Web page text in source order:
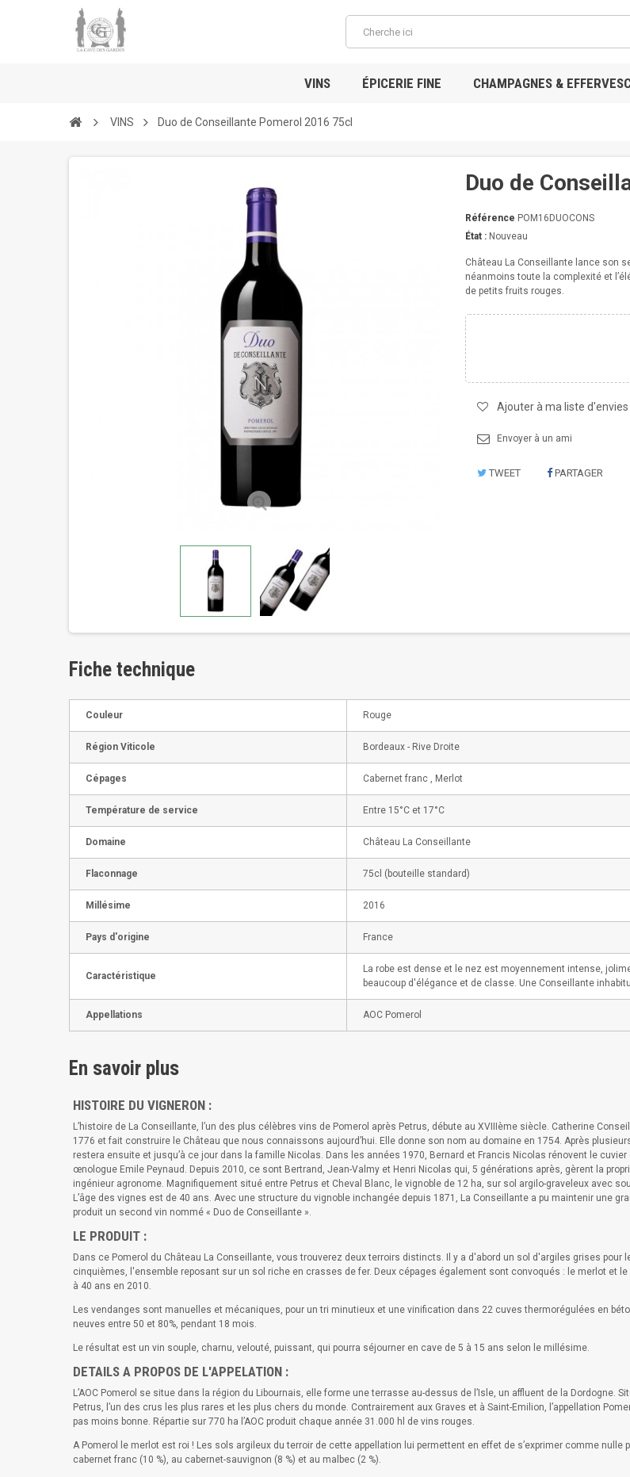
VINS ÉPICERIE FINE CHAMPAGNES &
VINS Duo de Conseillante Pomerol 2016 75cl
Duo de
Référence POM16DUOCONS
État : Nouveau
Château La Conseillante lance son
néanmoins toute la complexité et
de petits fruits rouges.
Ajouter à ma liste d'envies
Envoyer à un ami
TWEET PARTAGER
Fiche technique
Couleur Rouge
Région Viticole Bordeaux - Rive Droite
Cépages Cabernet franc , Merlot
Température de service Entre 15°C et 17°C
Domaine Château La Conseillante
Flaconnage 75cl (bouteille standard)
Millésime 2016
Pays d'origine France
Caractéristique
La robe est dense et le nez est moyennement intense,
beaucoup d'élégance et de classe. Une Conseillante
Appellations AOC Pomerol
En savoir plus
HISTOIRE DU VIGNERON :
L’histoire de La Conseillante, l’un des plus célèbres vins de Pomerol après Petrus, débute au XVIIIème siècle. Catherine
1776 et fait construire le Château que nous connaissons aujourd’hui. Elle donne son nom au domaine en 1754. Après
restera ensuite et jusqu’à ce jour dans la famille Nicolas. Dans les années 1970, Bernard et Francis Nicolas rénovent le
œnologue Emile Peynaud. Depuis 2010, ce sont Bertrand, Jean-Valmy et Henri Nicolas qui, 5 générations après, gèrent la
ingénieur agronome. Magnifiquement situé entre Petrus et Cheval Blanc, le vignoble de 12 ha, sur sol argilo-graveleux avec
L’âge des vignes est de 40 ans. Avec une structure du vignoble inchangée depuis 1871, La Conseillante a pu maintenir une
produit un second vin nommé « Duo de Conseillante ».
LE PRODUIT :
Dans ce Pomerol du Château La Conseillante, vous trouverez deux terroirs distincts. Il y a d'abord un sol d'argiles grises
cinquièmes, l'ensemble reposant sur un sol riche en crasses de fer. Deux cépages également sont convoqués : le merlot et
à 40 ans en 2010.
Les vendanges sont manuelles et mécaniques, pour un tri minutieux et une vinification dans 22 cuves thermorégulées en
neuves entre 50 et 80%, pendant 18 mois.
Le résultat est un vin souple, charnu, velouté, puissant, qui pourra séjourner en cave de 5 à 15 ans selon le millésime.
DETAILS A PROPOS DE L'APPELATION :
L’AOC Pomerol se situe dans la région du Libournais, elle forme une terrasse au-dessus de l’Isle, un affluent de la Dordogne.
Petrus, l’un des crus les plus rares et les plus chers du monde. Contrairement aux Graves et à Saint-Emilion, l’appellation
pas moins bonne. Répartie sur 770 ha l’AOC produit chaque année 31.000 hl de vins rouges.
A Pomerol le merlot est roi ! Les sols argileux du terroir de cette appellation lui permettent en effet de s’exprimer comme
cabernet franc (10 %), au cabernet-sauvignon (8 %) et au malbec (2 %).